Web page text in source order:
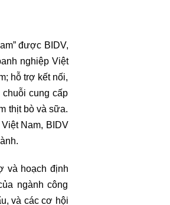
được BIDV,
nghiệp Việt
hỗ trợ kết nối,
cung cấp
thịt bò và sữa.
Nam, BIDV
và hoạch định
ngành công
và các cơ hội